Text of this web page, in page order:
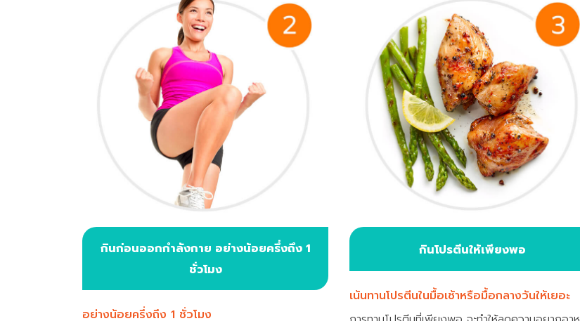
กินก่อนออกกำลังกาย อย่างน้อยครึ่งถึง 1
ชั่วโมง
อย่างน้อยครึ่งถึง 1 ชั่วโมง
กินโปรตีนให้เพียงพอ
เน้นทานโปรตีนในมื้อเช้าหรือมื้อกลางวันให้เยอะ